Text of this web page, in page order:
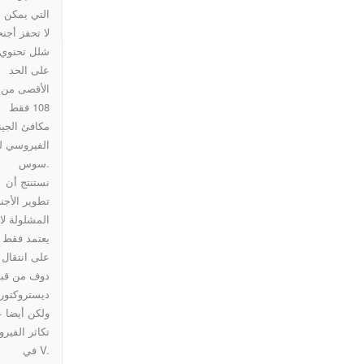
التي يمكن
لا تحفز
شلل تحتوي
على الحد
الأقصى من
108 فقط
مكافئ
الفيروسي
سوس.
نستنتج أن
تطوير
المشلولة لا
يعتمد فقط
على انتقال
دوف من
ولكن أيضا
تكاثر
في V.